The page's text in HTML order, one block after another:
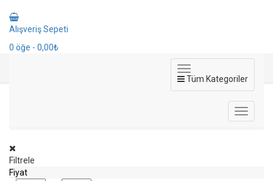
Alışveriş Sepeti
0 öğe - 0,00₺
Tüm Kategoriler
Filtrele
Fiyat